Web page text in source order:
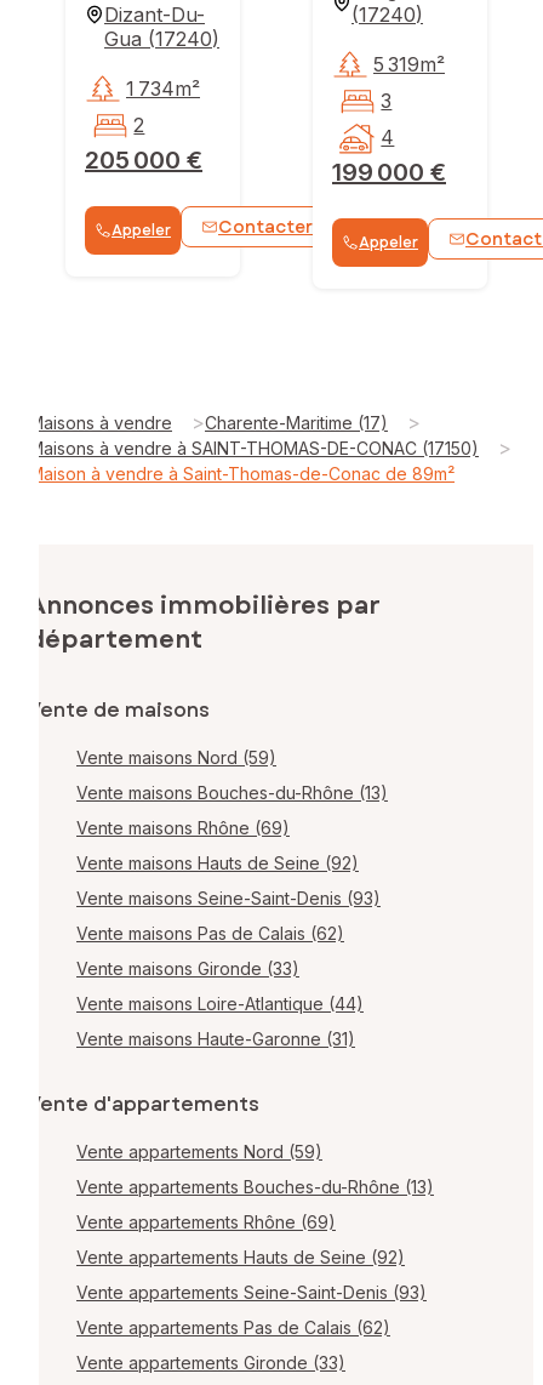
Dizant-Du-
Gua (17240)
205 000 €
1 734m²
2
Appeler Contacter WhatsApp
(17240)
199 000 €
5 319m²
3
4
Appeler
Maisons à vendre >Charente-Maritime (17) >
Maisons à vendre à SAINT-THOMAS-DE-CONAC (17150) >
Maison à vendre à Saint-Thomas-de-Conac de 89m²
Annonces immobilières par
département
Vente de maisons
Vente maisons Nord (59)
Vente maisons Bouches-du-Rhône (13)
Vente maisons Rhône (69)
Vente maisons Hauts de Seine (92)
Vente maisons Seine-Saint-Denis (93)
Vente maisons Pas de Calais (62)
Vente maisons Gironde (33)
Vente maisons Loire-Atlantique (44)
Vente maisons Haute-Garonne (31)
Vente d'appartements
Vente appartements Nord (59)
Vente appartements Bouches-du-Rhône (13)
Vente appartements Rhône (69)
Vente appartements Hauts de Seine (92)
Vente appartements Seine-Saint-Denis (93)
Vente appartements Pas de Calais (62)
Vente appartements Gironde (33)